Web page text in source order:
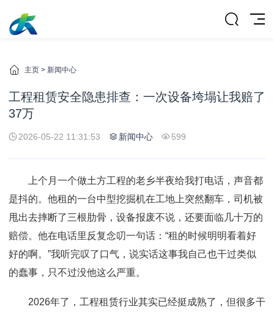
主页 > 新闻中心
工程租赁安全隐患排查：一次设备垮塌让我赔了
37万
2026-05-22 11:31:53 新闻中心 599
上个月一个做土方工程的老乡半夜给我打电话，声音都
是抖的。他租的一台中型挖掘机在工地上突然翻车，司机被
甩出去摔断了三根肋骨，设备报废不说，还要面临几十万的
赔偿。他在电话里反复念叨一句话：“租的时候明明看着好
好的啊。”我听完叹了口气，说实话这事我自己也干过类似
的蠢事，只不过没他这么严重。
2026年了，工程租赁行业其实已经挺成熟了，但很多干